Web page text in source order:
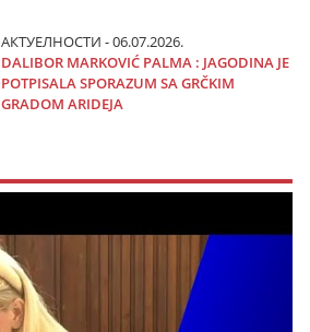
АКТУЕЛНОСТИ - 06.07.2026.
DALIBOR MARKOVIĆ PALMA : JAGODINA JE
POTPISALA SPORAZUM SA GRČKIM
GRADOM ARIDEJA